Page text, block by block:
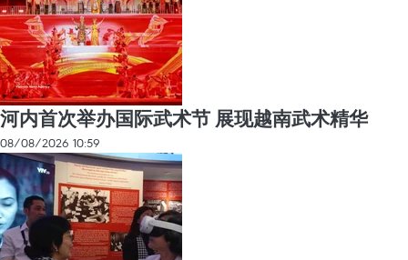
河内首次举办国际武术节 展现越南武术精华
08/08/2026 10:59